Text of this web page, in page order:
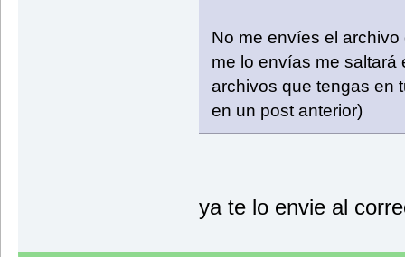
No me envíes el
me lo envías me saltará
archivos que tengas en
en un post anterior)
ya te lo envie al